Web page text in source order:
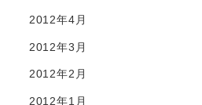
2012年4月
2012年3月
2012年2月
2012年1月